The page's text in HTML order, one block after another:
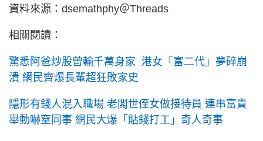
資料來源：dsemathphy＠Threads
相關閱讀：
驚悉阿爸炒股曾輸千萬身家 港女「富二代」夢碎崩
潰 網民齊爆長輩超狂敗家史
隱形有錢人混入職場 老闆世侄女做接待員 連串富貴
舉動嚇窒同事 網民大爆「貼錢打工」奇人奇事